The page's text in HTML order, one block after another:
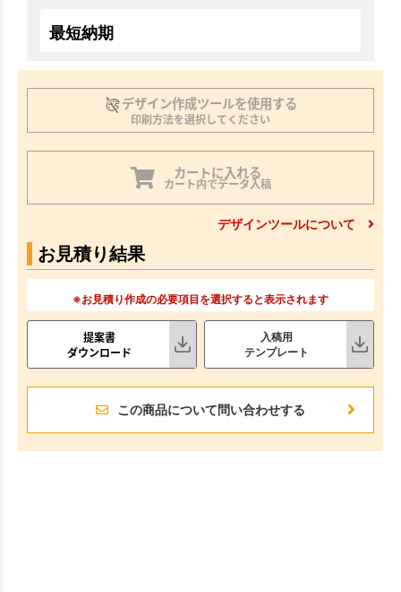
最短納期
デザイン作成ツールを使用する
印刷方法を選択してください
カートに入れる
カート内でデータ入稿
デザインツールについて
お見積り結果
※お見積り作成の必要項目を選択すると表示されます
提案書
ダウンロード
入稿用
テンプレート
この商品について問い合わせする